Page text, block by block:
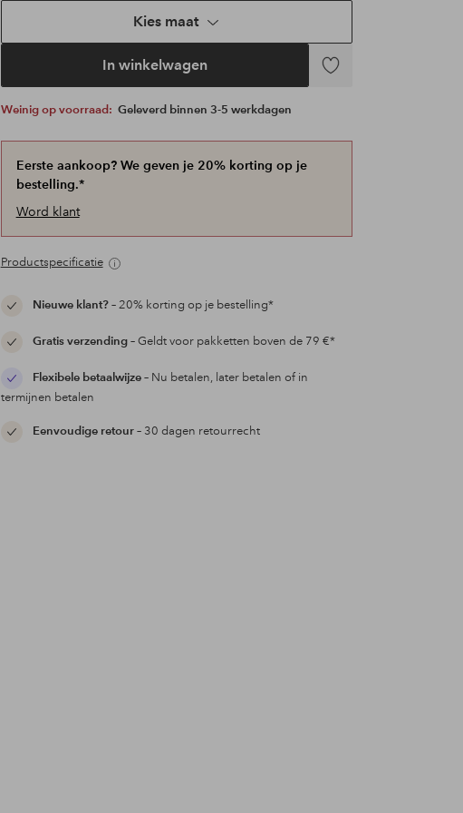
Kies maat
In winkelwagen
Toevoegen
Weinig op voorraad: Geleverd binnen 3-5 werkdagen
Eerste aankoop? We geven je 20% korting op je
bestelling.*
Word klant
Productspecificatie
Nieuwe klant?– 20% korting op je bestelling*
Gratis verzending– Geldt voor pakketten boven de 79 €*
Flexibele betaalwijze– Nu betalen, later betalen of in
termijnen betalen
Eenvoudige retour– 30 dagen retourrecht